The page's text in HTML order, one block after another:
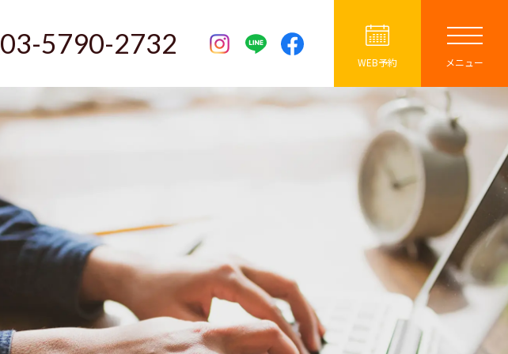
03-5790-2732
WEB予約 メニュー